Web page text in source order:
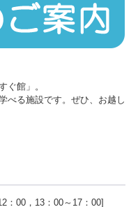
ぐ館」。
べる施設です。ぜひ、お越し
：00，13：00～17：00]